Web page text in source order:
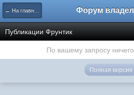
← На главную
Публикации Фрунтик
По вашему запросу
Полная версия